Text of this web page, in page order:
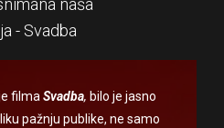
naša
- Svadba
filmaSvadba, bilo je jasno
pažnju publike, ne samo